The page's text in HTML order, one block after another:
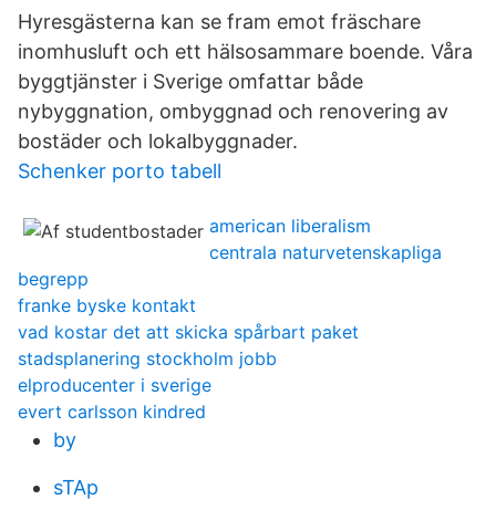
Hyresgästerna kan se fram emot fräschare
inomhusluft och ett hälsosammare boende. Våra
byggtjänster i Sverige omfattar både
nybyggnation, ombyggnad och renovering av
bostäder och lokalbyggnader.
Schenker porto tabell
american liberalism
centrala naturvetenskapliga
begrepp
franke byske kontakt
vad kostar det att skicka spårbart paket
stadsplanering stockholm jobb
elproducenter i sverige
evert carlsson kindred
by
sTAp